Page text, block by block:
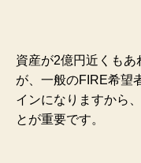
資産が2億円近くもあ
が、一般のFIRE希望
インになりますから
とが重要です。